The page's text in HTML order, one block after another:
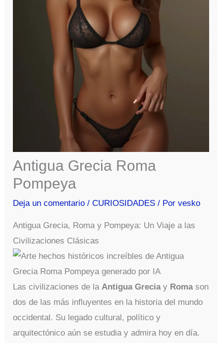
Antigua Grecia Roma
Pompeya
Deja un comentario /CURIOSIDADES / Porvesko
Antigua Grecia, Roma y Pompeya: Un Viaje a las
Civilizaciones Clásicas
Las civilizaciones de laAntigua Greciay Romason
dos de las más influyentes en la historia del mundo
occidental. Su legado cultural, político y
arquitectónico aún se estudia y admira hoy en día.